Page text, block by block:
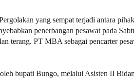
yang sempat terjadi antara
penerbangan pesawat pada
terang. PT MBA sebagai pencarter
bupati Bungo, melalui Asisten II